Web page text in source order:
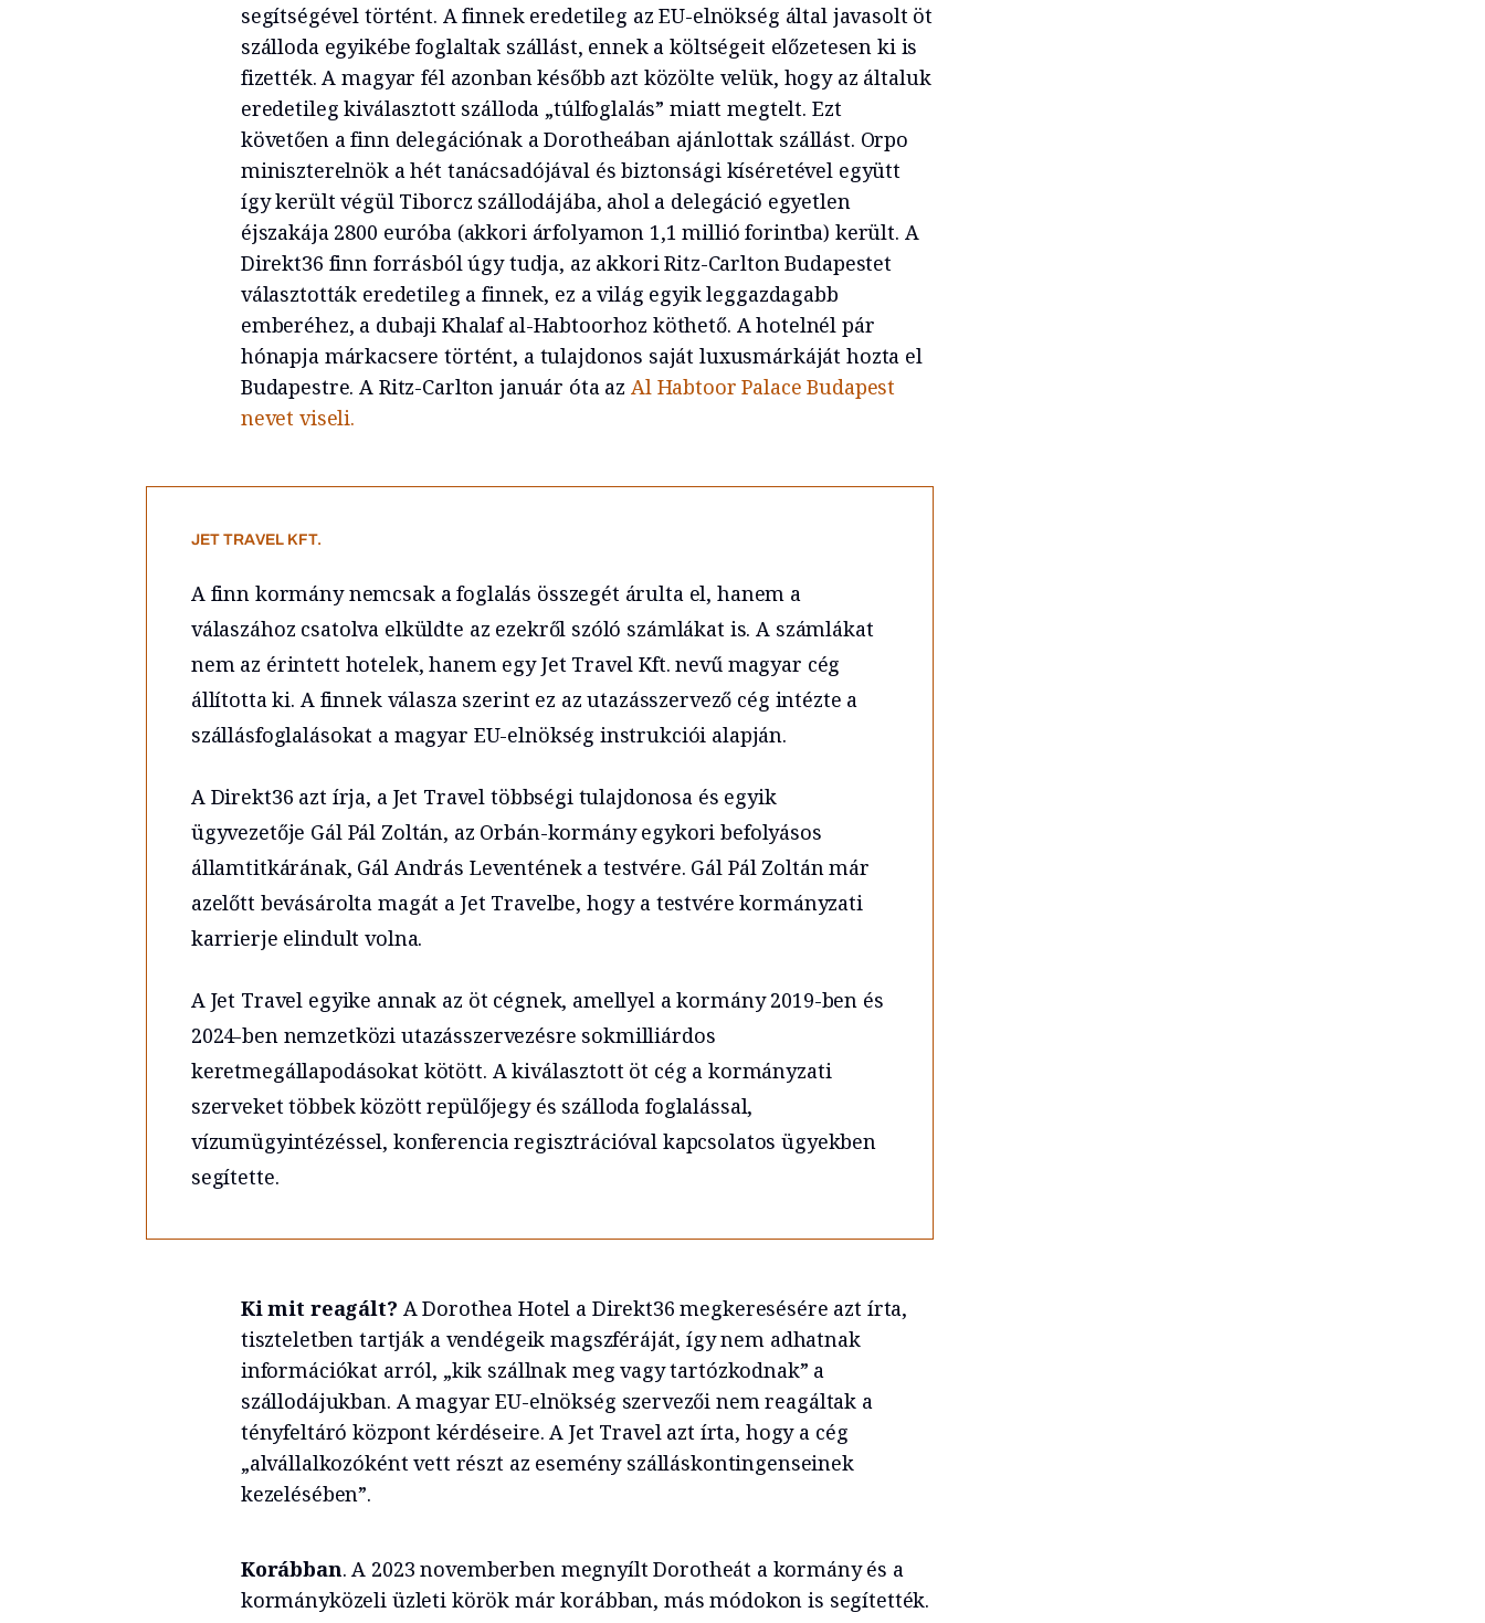
segítségével történt. A finnek eredetileg az EU-elnökség által javasolt öt
szálloda egyikébe foglaltak szállást, ennek a költségeit előzetesen ki is
fizették. A magyar fél azonban később azt közölte velük, hogy az általuk
eredetileg kiválasztott szálloda „túlfoglalás” miatt megtelt. Ezt
követően a finn delegációnak a Dorotheában ajánlottak szállást. Orpo
miniszterelnök a hét tanácsadójával és biztonsági kíséretével együtt
így került végül Tiborcz szállodájába, ahol a delegáció egyetlen
éjszakája 2800 euróba (akkori árfolyamon 1,1 millió forintba) került. A
Direkt36 finn forrásból úgy tudja, az akkori Ritz-Carlton Budapestet
választották eredetileg a finnek, ez a világ egyik leggazdagabb
emberéhez, a dubaji Khalaf al-Habtoorhoz köthető. A hotelnél pár
hónapja márkacsere történt, a tulajdonos saját luxusmárkáját hozta el
Budapestre. A Ritz-Carlton január óta az Al Habtoor Palace Budapest
nevet viseli.
JET TRAVEL KFT.
A finn kormány nemcsak a foglalás összegét árulta el, hanem a
válaszához csatolva elküldte az ezekről szóló számlákat is. A számlákat
nem az érintett hotelek, hanem egy Jet Travel Kft. nevű magyar cég
állította ki. A finnek válasza szerint ez az utazásszervező cég intézte a
szállásfoglalásokat a magyar EU-elnökség instrukciói alapján.
A Direkt36 azt írja, a Jet Travel többségi tulajdonosa és egyik
ügyvezetője Gál Pál Zoltán, az Orbán-kormány egykori befolyásos
államtitkárának, Gál András Leventének a testvére. Gál Pál Zoltán már
azelőtt bevásárolta magát a Jet Travelbe, hogy a testvére kormányzati
karrierje elindult volna.
A Jet Travel egyike annak az öt cégnek, amellyel a kormány 2019-ben és
2024-ben nemzetközi utazásszervezésre sokmilliárdos
keretmegállapodásokat kötött. A kiválasztott öt cég a kormányzati
szerveket többek között repülőjegy és szálloda foglalással,
vízumügyintézéssel, konferencia regisztrációval kapcsolatos ügyekben
segítette.
Ki mit reagált? A Dorothea Hotel a Direkt36 megkeresésére azt írta,
tiszteletben tartják a vendégeik magszféráját, így nem adhatnak
információkat arról, „kik szállnak meg vagy tartózkodnak” a
szállodájukban. A magyar EU-elnökség szervezői nem reagáltak a
tényfeltáró központ kérdéseire. A Jet Travel azt írta, hogy a cég
„alvállalkozóként vett részt az esemény szálláskontingenseinek
kezelésében”.
Korábban. A 2023 novemberben megnyílt Dorotheát a kormány és a
kormányközeli üzleti körök már korábban, más módokon is segítették.